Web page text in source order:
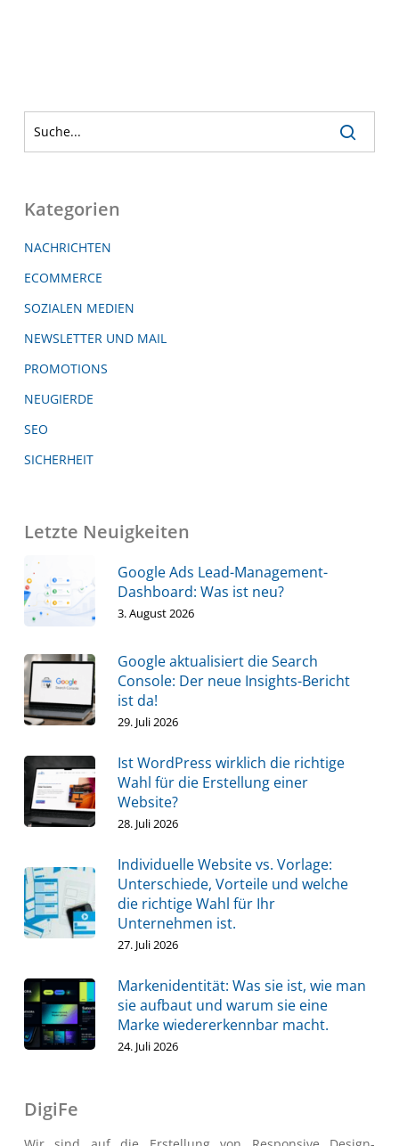
Kategorien
NACHRICHTEN
ECOMMERCE
SOZIALEN MEDIEN
NEWSLETTER UND MAIL
PROMOTIONS
NEUGIERDE
SEO
SICHERHEIT
Letzte Neuigkeiten
Google Ads Lead-Management-
Dashboard: Was ist neu?
3. August 2026
Google aktualisiert die Search
Console: Der neue Insights-Bericht
ist da!
29. Juli 2026
Ist WordPress wirklich die richtige
Wahl für die Erstellung einer
Website?
28. Juli 2026
Individuelle Website vs. Vorlage:
Unterschiede, Vorteile und welche
die richtige Wahl für Ihr
Unternehmen ist.
27. Juli 2026
Markenidentität: Was sie ist, wie man
sie aufbaut und warum sie eine
Marke wiedererkennbar macht.
24. Juli 2026
DigiFe